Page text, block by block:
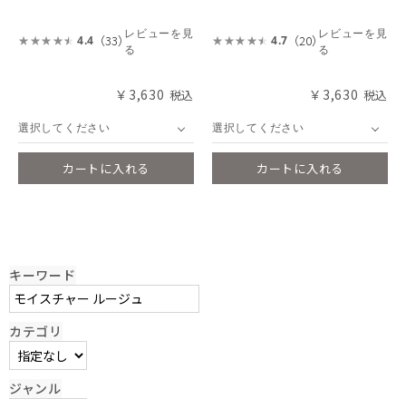
4.4 （33） レビューを見
る
￥3,630
選択してください
カートに入れる
4.7 （20） レビューを見
る
￥3,630
選択してください
カートに入れる
キーワード
カテゴリ
ジャンル